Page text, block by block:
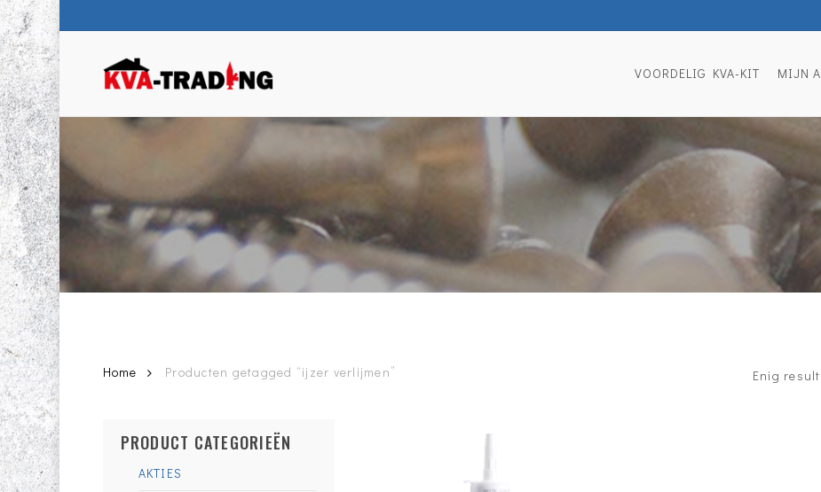
Skip
to
main
content
VOORDELIG KVA-KIT MIJN
Enig
Home Producten getagged “ijzer verlijmen”
PRODUCT CATEGORIEËN
AKTIES